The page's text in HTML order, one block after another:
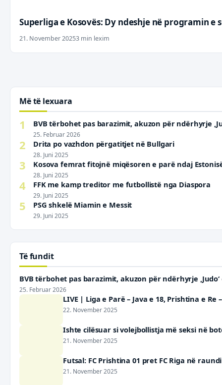
Superliga e Kosovës: Dy ndeshje në programin
21. November 20253 min lexim
Më të lexuara
1 BVB tërbohet pas barazimit, akuzon për ndërhyrje
25. Februar 2026
2 Drita po vazhdon përgatitjet në Bullgari
28. Juni 2025
3 Kosova femrat fitojnë miqësoren e parë ndaj
28. Juni 2025
4 FFK me kamp treditor me futbollistë nga Diaspora
29. Juni 2025
5 PSG shkelë Miamin e Messit
29. Juni 2025
Të fundit
BVB tërbohet pas barazimit, akuzon për ndërhyrje
25. Februar 2026
LIVE | Liga e Parë – Java e 18, Prishtina e
22. November 2025
Ishte cilësuar si volejbollistja më seksi në
21. November 2025
Futsal: FC Prishtina 01 pret FC Riga në
21. November 2025